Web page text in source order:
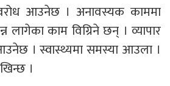
आउनेछ । अनावस्यक काममा
काम विग्रिने छन् । व्यापार
। स्वास्थ्यमा समस्या आउला ।
।